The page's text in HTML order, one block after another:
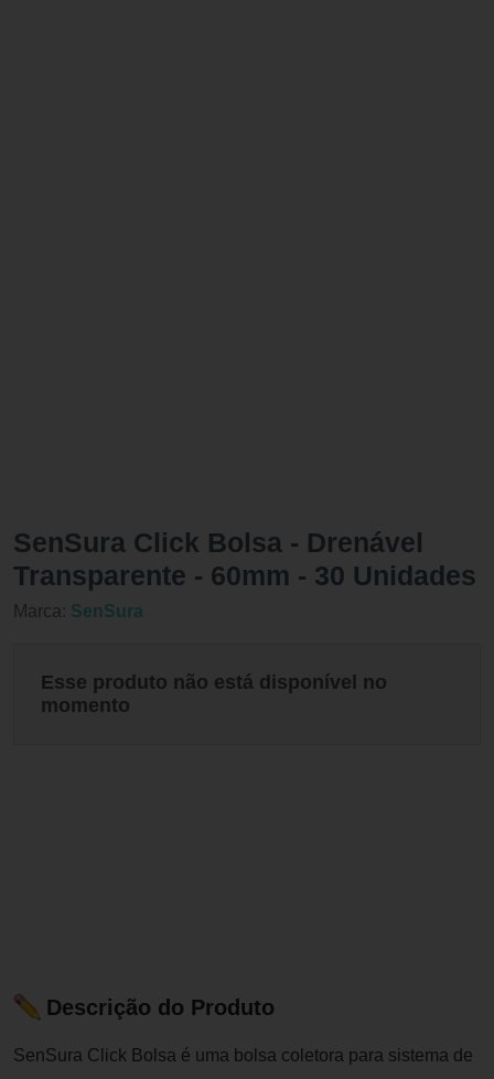
SenSura Click Bolsa - Drenável
Transparente - 60mm - 30 Unidades
Marca: SenSura
Esse produto não está disponível no
momento
Descrição do Produto
SenSura Click Bolsa é uma bolsa coletora para sistema de